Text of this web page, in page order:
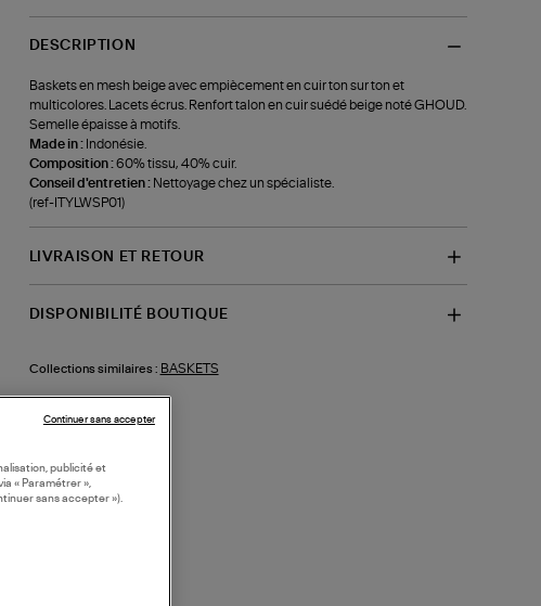
DESCRIPTION
Baskets en mesh beige avec empiècement en cuir ton sur ton et
multicolores. Lacets écrus. Renfort talon en cuir suédé beige noté GHOUD.
Semelle épaisse à motifs.
Made in : Indonésie.
Composition :60% tissu, 40% cuir.
Conseil d'entretien : Nettoyage chez un spécialiste.
(ref-ITYLWSP01)
LIVRAISON ET RETOUR
DISPONIBILITÉ BOUTIQUE
Collections similaires : BASKETS
publicité et
« Paramétrer »,
sans accepter »).
Continuer sans accepter